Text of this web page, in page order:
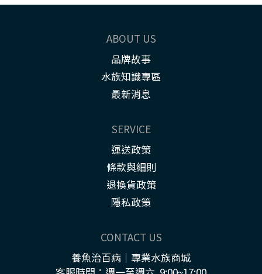
ABOUT US
品牌故事
水族知識專區
最新消息
SERVICE
運送政策
條款與細則
退換貨政策
隱私政策
CONTACT US
養魚治百病｜專業水族商城